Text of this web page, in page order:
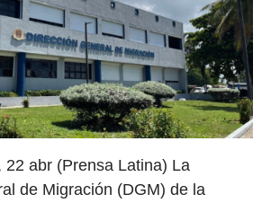
22 abr (Prensa Latina) La
de Migración (DGM) de la